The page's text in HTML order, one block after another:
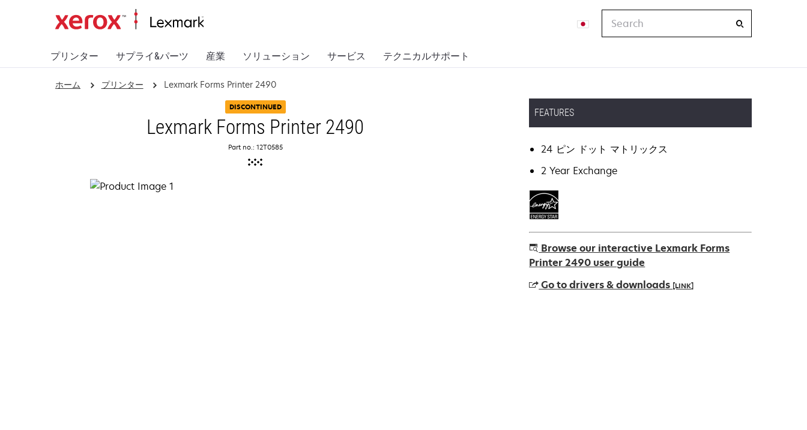
プリンター サプライ&パーツ 産業 ソリューション サービス テクニカルサポート
ホーム プリンター Lexmark Forms Printer 2490
DISCONTINUED
Lexmark Forms Printer 2490
Part no.: 12T0585
FEATURES
24 ピン ドット マトリックス
2 Year Exchange
Browse our interactive Lexmark Forms
Printer 2490 user guide
Go to drivers & downloads [LINK]